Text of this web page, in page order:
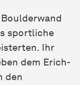
sportliche
Ihr
dem Erich-
den